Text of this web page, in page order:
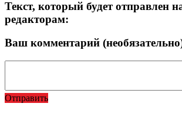
Текст, который будет отправлен
редакторам:
Ваш комментарий
Отправить